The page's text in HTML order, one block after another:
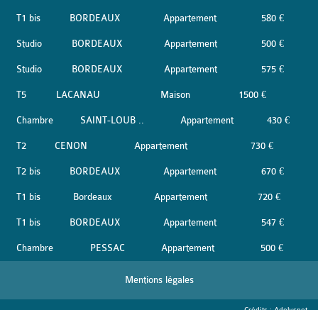
T1 bis BORDEAUX Appartement 580 €
Studio BORDEAUX Appartement 500 €
Studio BORDEAUX Appartement 575 €
T5 LACANAU Maison 1500 €
Chambre SAINT-LOUB .. Appartement 430 €
T2 CENON Appartement 730 €
T2 bis BORDEAUX Appartement 670 €
T1 bis Bordeaux Appartement 720 €
T1 bis BORDEAUX Appartement 547 €
Chambre PESSAC Appartement 500 €
Mentions légales